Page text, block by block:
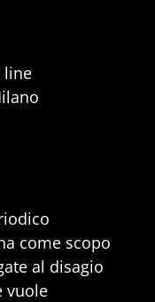
line
come scopo
al disagio
vuole